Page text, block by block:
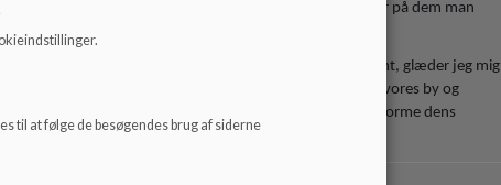
fællesskab og hvor man hilser på dem man
Som ny forældrerepræsentant, glæder jeg mig
til at få et større kendskab til vores by og
forhåbentlig være med til at forme dens
fremtid.
til at følge de besøgendes brug af siderne